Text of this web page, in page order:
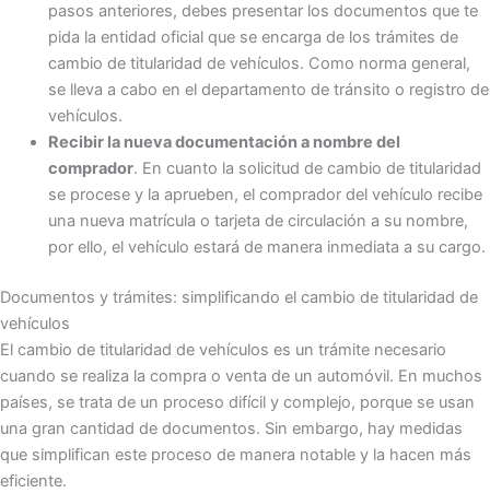
pasos anteriores, debes presentar los documentos que te
pida la entidad oficial que se encarga de los trámites de
cambio de titularidad de vehículos. Como norma general,
se lleva a cabo en el departamento de tránsito o registro de
vehículos.
Recibir la nueva documentación a nombre del
comprador. En cuanto la solicitud de cambio de titularidad
se procese y la aprueben, el comprador del vehículo recibe
una nueva matrícula o tarjeta de circulación a su nombre,
por ello, el vehículo estará de manera inmediata a su cargo.
Documentos y trámites: simplificando el cambio de titularidad de
vehículos
El cambio de titularidad de vehículos es un trámite necesario
cuando se realiza la compra o venta de un automóvil. En muchos
países, se trata de un proceso difícil y complejo, porque se usan
una gran cantidad de documentos. Sin embargo, hay medidas
que simplifican este proceso de manera notable y la hacen más
eficiente.